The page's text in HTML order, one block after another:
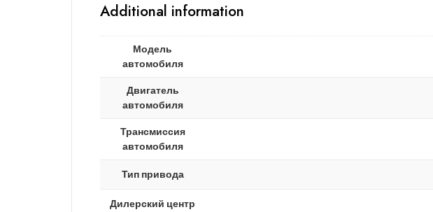
Additional information
Модель
автомобиля
Двигатель
автомобиля
Трансмиссия
автомобиля
Тип привода
Дилерский центр